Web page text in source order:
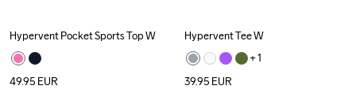
Hypervent Pocket Sports Top W
49.95 EUR
Hypervent Tee W
+ 1
39.95 EUR